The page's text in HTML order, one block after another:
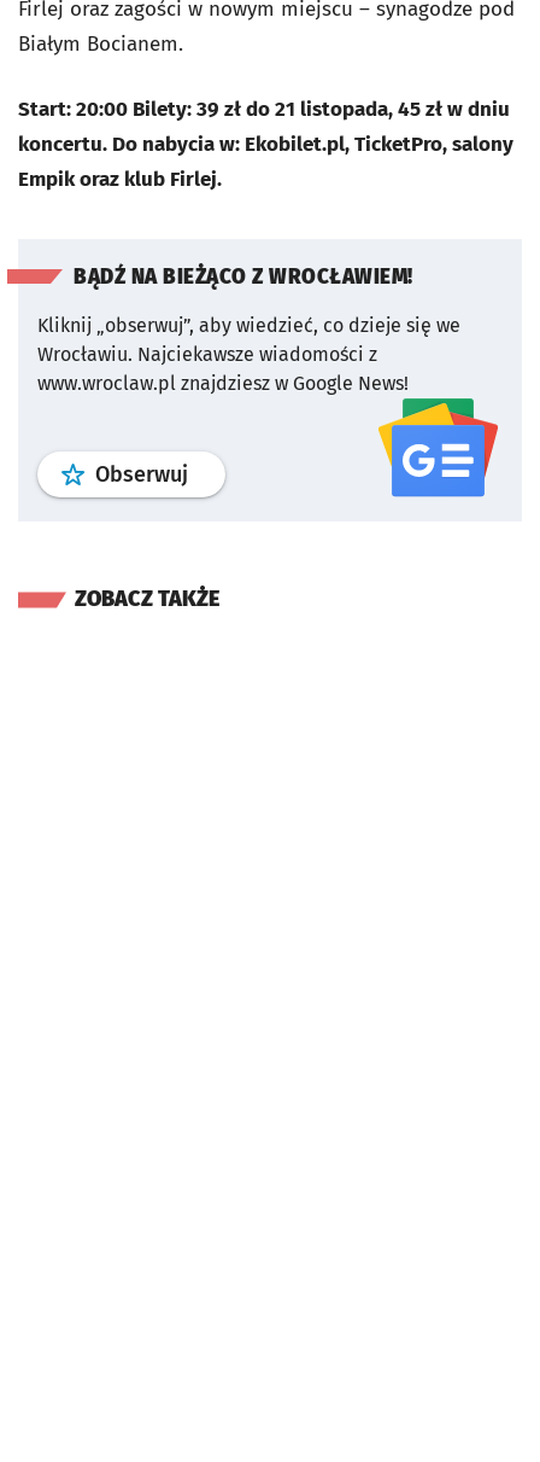
Firlej oraz zagości w nowym miejscu – synagodze pod
Białym Bocianem.
Start: 20:00 Bilety: 39 zł do 21 listopada, 45 zł w dniu
koncertu. Do nabycia w: Ekobilet.pl, TicketPro, salony
Empik oraz klub Firlej.
BĄDŹ NA BIEŻĄCO Z WROCŁAWIEM!
Kliknij „obserwuj”, aby wiedzieć, co dzieje się we
Wrocławiu. Najciekawsze wiadomości z
www.wroclaw.pl znajdziesz w Google News!
Obserwuj profil serwisu
ZOBACZ TAKŻE